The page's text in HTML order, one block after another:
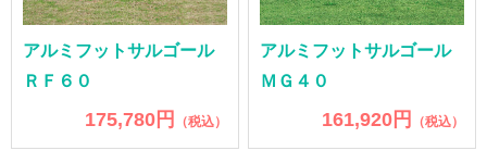
アルミフットサルゴール
ＲＦ６０
175,780円 （税込）
アルミフットサルゴール
ＭＧ４０
161,920円 （税込）